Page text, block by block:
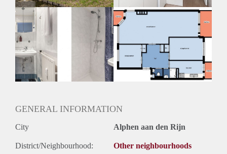
GENERAL INFORMATION
City Alphen aan den Rijn
District/Neighbourhood: Other neighbourhoods